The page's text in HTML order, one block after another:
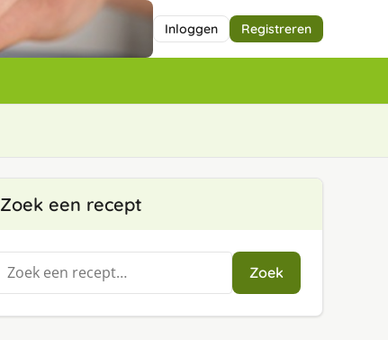
Inloggen Registreren
Zoek een recept
Zoeken
naar:
Zoek